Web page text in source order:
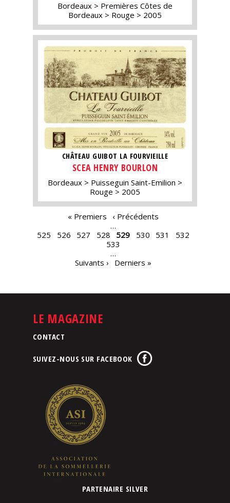
Bordeaux
Premières Côtes de
Bordeaux
Rouge 2005
CHÂTEAU GUIBOT LA FOURVIEILLE
SCEA HENRY BOURLON
Bordeaux
Puisseguin Saint-Emilion
Rouge
2005
« Premiers
‹ Précédents
…
525
526 527 528 529 530 531
532
533
…
Suivants ›
Derniers »
LE MAGAZINE
CONTACT
SUIVEZ-NOUS SUR FACEBOOK
PARTENAIRE SILVER